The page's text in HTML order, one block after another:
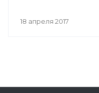
18 апреля 2017